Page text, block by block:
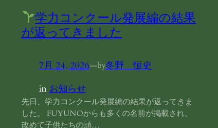
学力コンクール発展編の結果
が返ってきました
7月 24, 2026—by冬野 恒史
in お知らせ
先日、学力コンクール発展編の結果が返ってきま
した。 FUYUNOからも多くの名前が掲載され、
改めて子供たちの頑…